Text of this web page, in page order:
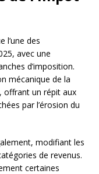
l’une des
avec une
d’imposition.
mécanique de la
offrant un répit aux
par l’érosion du
modifiant les
de revenus.
certaines